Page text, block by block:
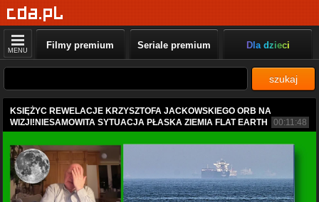
MENU Filmy premium Seriale premium Dla dzieci
szukaj
KSIĘŻYC REWELACJE KRZYSZTOFA JACKOWSKIEGO ORB NA
WIZJI!NIESAMOWITA SYTUACJA PŁASKA ZIEMIA FLAT EARTH
00:11:48